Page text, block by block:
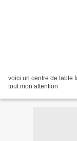
voici un centre de table
tout mon attention